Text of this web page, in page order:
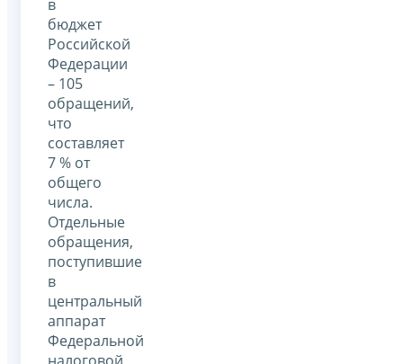
в
бюджет
Российской
Федерации
– 105
обращений,
что
составляет
7 % от
общего
числа.
Отдельные
обращения,
поступившие
в
центральный
аппарат
Федеральной